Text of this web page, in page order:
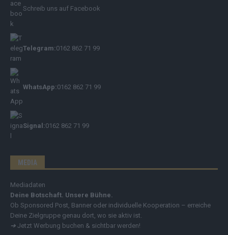
Schreib uns auf Facebook
Telegram:0162 862 71 99
WhatsApp:0162 862 71 99
Signal:0162 862 71 99
MEDIA
Mediadaten
Deine Botschaft. Unsere Bühne.
Ob Sponsored Post, Banner oder individuelle Kooperation – erreiche
Deine Zielgruppe genau dort, wo sie aktiv ist.
➔ Jetzt Werbung buchen & sichtbar werden!